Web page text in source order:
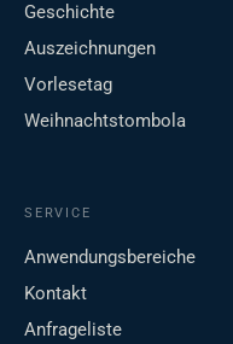
Geschichte
Auszeichnungen
Vorlesetag
Weihnachtstombola
SERVICE
Anwendungsbereiche
Kontakt
Anfrageliste